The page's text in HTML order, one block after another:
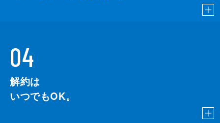
04
解約は
いつでもOK。